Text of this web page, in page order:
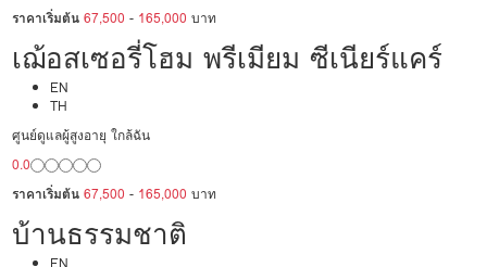
ราคาเริ่มต้น 67,500 - 165,000 บาท
เฌ้อสเซอรี่โฮม พรีเมียม ซีเนียร์แคร์
EN
TH
ศูนย์ดูแลผู้สูงอายุ ใกล้ฉัน
0.0
ราคาเริ่มต้น 67,500 - 165,000 บาท
บ้านธรรมชาติ
EN